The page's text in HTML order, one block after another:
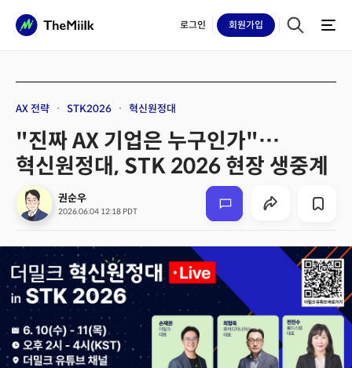
로그인 회원가입
AX 전략 STK2026 혁신원정대
"진짜 AX 기업은 누구인가"…
혁신원정대, STK 2026 현장 생중계
권순우
2026.06.04 12:18 PDT